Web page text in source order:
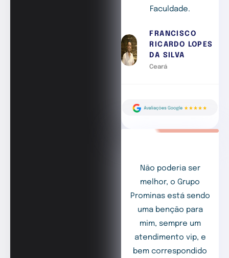
Faculdade.
FRANCISCO
RICARDO LOPES
DA SILVA
Ceará
Não poderia ser
melhor, o Grupo
Prominas está sendo
uma benção para
mim, sempre um
atendimento vip, e
bem correspondido